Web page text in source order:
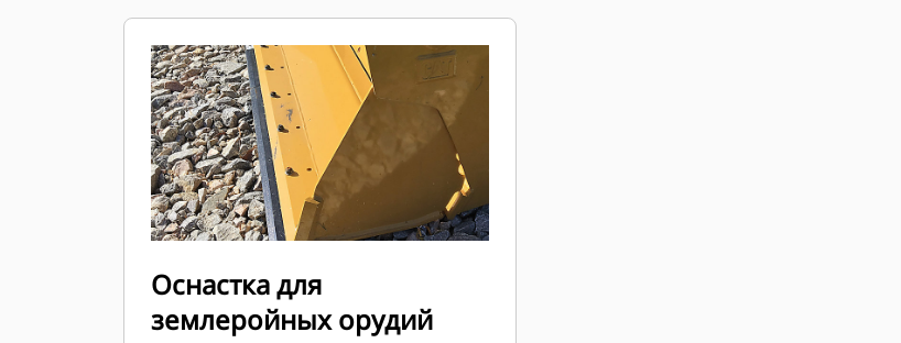
Оснастка для
землеройных орудий